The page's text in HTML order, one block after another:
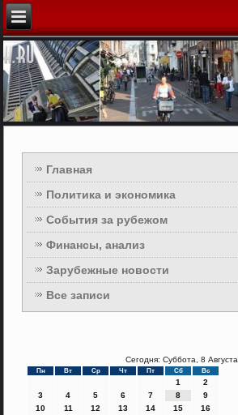
Главная
Политика и экономика
События за рубежом
Финансы, анализ
Зарубежные новости
Все записи
Сегодня: Суббота, 8 Августа
Пн Вт Ср Чт Пт Сб Вс
1
2
3
4 5 6 7 8
9
10
11 12 13 14 15
16